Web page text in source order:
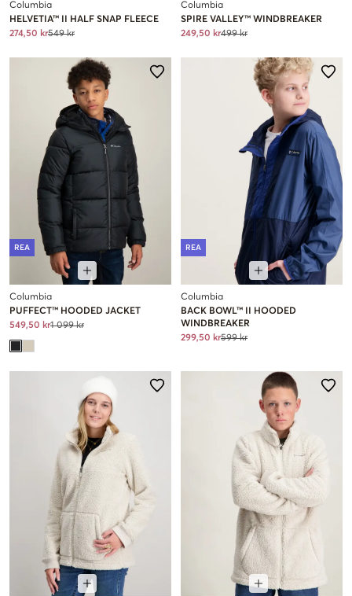
Columbia
HELVETIA™ II HALF SNAP FLEECE
274,50 kr549 kr
Columbia
SPIRE VALLEY™ WINDBREAKER
249,50 kr499 kr
REA
Columbia
PUFFECT™ HOODED JACKET
549,50 kr1 099 kr
REA
Columbia
BACK BOWL™ II HOODED
WINDBREAKER
299,50 kr599 kr